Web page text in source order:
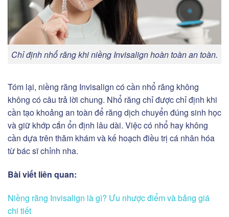
Chỉ định nhổ răng khi niềng Invisalign hoàn toàn an toàn.
Tóm lại, niềng răng Invisalign có cần nhổ răng không
không có câu trả lời chung. Nhổ răng chỉ được chỉ định khi
cần tạo khoảng an toàn để răng dịch chuyển đúng sinh học
và giữ khớp cắn ổn định lâu dài. Việc có nhổ hay không
cần dựa trên thăm khám và kế hoạch điều trị cá nhân hóa
từ bác sĩ chỉnh nha.
Bài viết liên quan:
Niềng răng Invisalign là gì? Ưu nhược điểm và bảng giá
chi tiết